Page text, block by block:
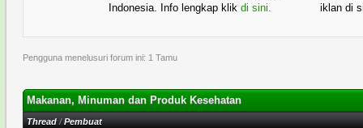
Indonesia. Info lengkap klik di sini.
iklan di
Pengguna menelusuri forum ini: 1 Tamu
Makanan, Minuman dan Produk Kesehatan
Thread/Pembuat